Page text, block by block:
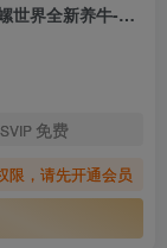
[陀螺世界]4月最新更新价值几万火爆朋友圈陀螺世界全新养牛-带APP非论坛垃圾货
SVIP 免费
限，请先开通会员